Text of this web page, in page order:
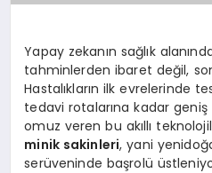
Yapay zekanın sağlık
tahminlerden ibaret değil,
Hastalıkların ilk evrelerinde
tedavi rotalarına kadar
omuz veren bu akıllı
minik sakinleri, yani
serüveninde başrolü